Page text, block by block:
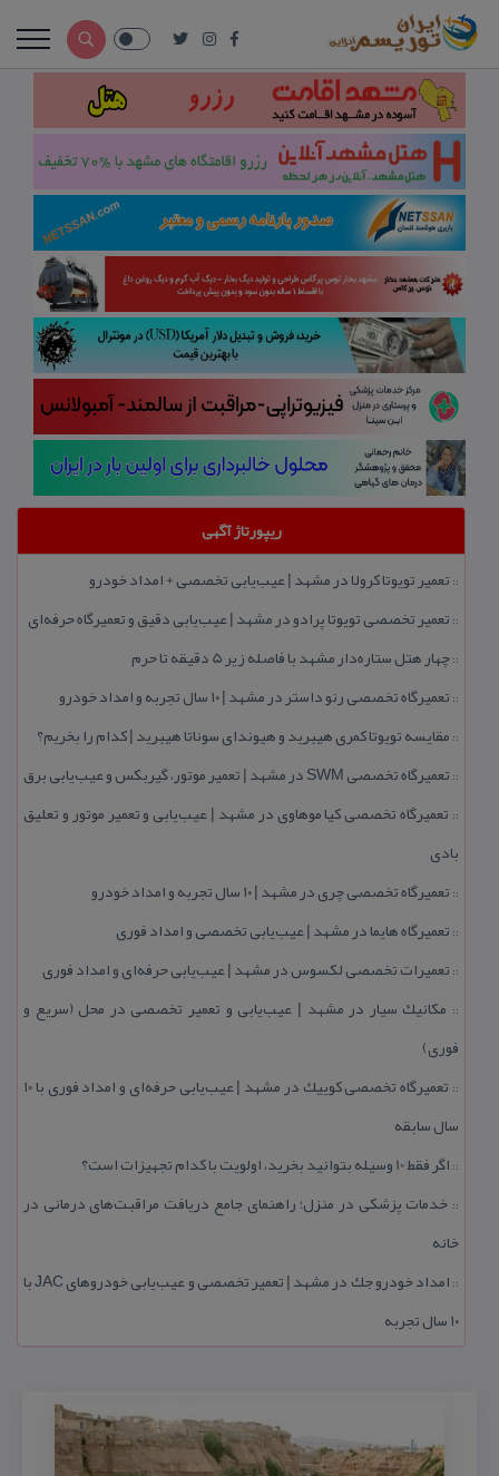
ریپورتاژ آگهی
:: تعمیر تویوتا كرولا در مشهد | عیب‌یابی تخصصی + امداد خودرو
:: تعمیر تخصصی تویوتا پرادو در مشهد | عیب‌یابی دقیق و تعمیرگاه حرفه‌ای
::چهار هتل‌ ستاره‌دار مشهد با فاصله زیر 5 دقیقه تا حرم
:: تعمیرگاه تخصصی رنو داستر در مشهد | ۱۰ سال تجربه و امداد خودرو
:: مقایسه تویوتا كمری هیبرید و هیوندای سوناتا هیبرید | كدام را بخریم؟
:: تعمیرگاه تخصصی SWM در مشهد | تعمیر موتور، گیربكس و عیب‌یابی برق
:: تعمیرگاه تخصصی كیا موهاوی در مشهد | عیب‌یابی و تعمیر موتور و تعلیق
بادی
:: تعمیرگاه تخصصی چری در مشهد | ۱۰ سال تجربه و امداد خودرو
:: تعمیرگاه هایما در مشهد | عیب‌یابی تخصصی و امداد فوری
:: تعمیرات تخصصی لكسوس در مشهد | عیب‌یابی حرفه‌ای و امداد فوری
:: مكانیك سیار در مشهد | عیب‌یابی و تعمیر تخصصی در محل (سریع و
فوری)
::
تعمیرگاه تخصصی كوییك در مشهد | عیب‌یابی حرفه‌ای و امداد فوری با ۱۰
سال سابقه
:: اگر فقط 10 وسیله بتوانید بخرید، اولویت با كدام تجهیزات است؟
:: خدمات پزشكی در منزل؛ راهنمای جامع دریافت مراقبت‌های درمانی در
خانه
::
امداد خودرو جك در مشهد | تعمیر تخصصی و عیب‌یابی خودروهای JAC با
۱۰ سال تجربه